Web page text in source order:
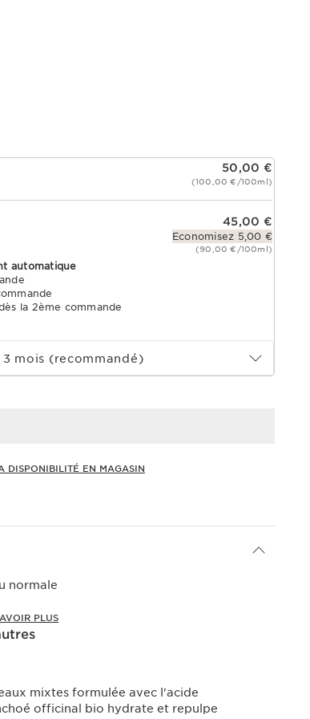
50,00 €
(100,00 €/100ml)
45,00 €
Economisez 5,00 €
(90,00 €/100ml)
automatique
la 2ème commande
mois (recommandé)
DISPONIBILITÉ EN MAGASIN
normale
PLUS
mixtes formulée avec l'acide
officinal bio hydrate et repulpe